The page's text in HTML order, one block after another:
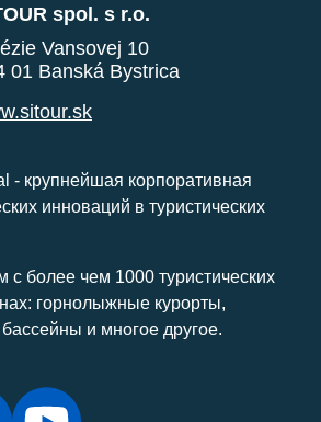
spol. s r.o.
Vansovej 10
01 Banská Bystrica
- крупнейшая корпоративная
инноваций в туристических
с более чем 1000 туристических
горнолыжные курорты,
и многое другое.